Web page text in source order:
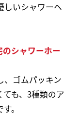
しいシャワーヘ
シャワーホー
、ゴムパッキン
も、3種類のア
。